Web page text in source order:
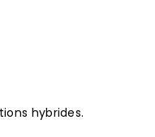
hybrides.